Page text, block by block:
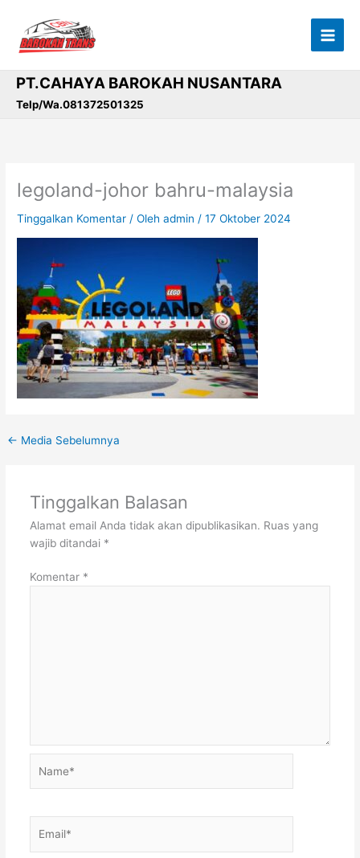
konten
PT.CAHAYA BAROKAH NUSANTARA
Telp/Wa.081372501325
legoland-johor bahru-malaysia
Tinggalkan Komentar / Olehadmin /17 Oktober 2024
← Media Sebelumnya
Tinggalkan Balasan
Alamat email Anda tidak akan dipublikasikan. Ruas yang
wajib ditandai *
Komentar *